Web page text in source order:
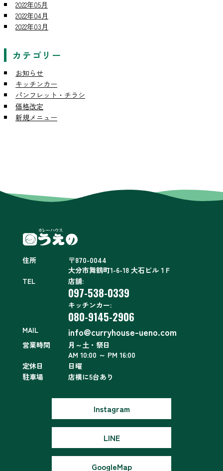
2022年05月
2022年04月
2022年03月
カテゴリー
お知らせ
キッチンカー
パンフレット・チラシ
価格改定
新規メニュー
住所
〒870-0044
大分市舞鶴町1-6-18 大石ビル１F
TEL
店舗:
097-538-0339
キッチンカー:
080-9145-2906
MAIL info@curryhouse-ueno.com
営業時間
月～土・祭日
AM 10:00 ～ PM 16:00
定休日
日曜
駐車場
店横に5台あり
Instagram
LINE
GoogleMap